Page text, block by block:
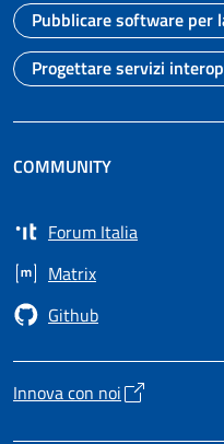
Vai alla
Pubblicare software per
Vai alla
Progettare servizi
COMMUNITY
Forum Italia
Apre in un nuovo tab
Matrix
Apre in un nuovo tab
Github
Apre in un nuovo tab
Innova con noi
Apre in un nuovo tab